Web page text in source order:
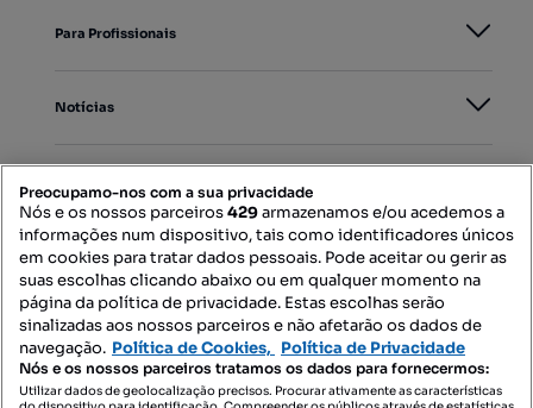
Para Profissionais
Notícias
Mapa do Site
Contacte-nos
Preocupamo-nos com a sua privacidade
Nós e os nossos parceiros429armazenamos e/ou acedemos a
informações num dispositivo, tais como identificadores únicos
em cookies para tratar dados pessoais. Pode aceitar ou gerir as
suas escolhas clicando abaixo ou em qualquer momento na
página da política de privacidade. Estas escolhas serão
sinalizadas aos nossos parceiros e não afetarão os dados de
navegação. Política de Cookies, Política de Privacidade
Nós e os nossos parceiros tratamos os dados para fornecermos:
Utilizar dados de geolocalização precisos. Procurar ativamente as características